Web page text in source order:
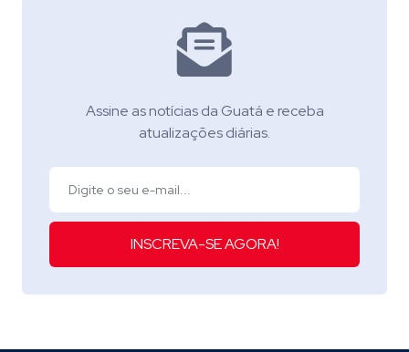
Assine as notícias da Guatá e receba
atualizações diárias.
INSCREVA-SE AGORA!